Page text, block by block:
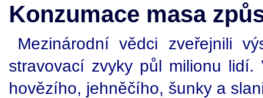
Konzumace masa
Mezinárodní vědci zveřejnili
stravovací zvyky půl milionu
hovězího, jehněčího, šunky a